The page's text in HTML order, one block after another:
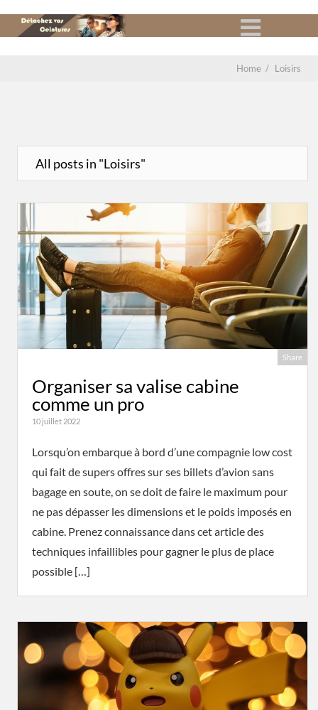
Home / Loisirs
All posts in "Loisirs"
Share
Organiser sa valise cabine
comme un pro
10 juillet 2022
Lorsqu’on embarque à bord d’une compagnie low cost
qui fait de supers offres sur ses billets d’avion sans
bagage en soute, on se doit de faire le maximum pour
ne pas dépasser les dimensions et le poids imposés en
cabine. Prenez connaissance dans cet article des
techniques infaillibles pour gagner le plus de place
possible […]